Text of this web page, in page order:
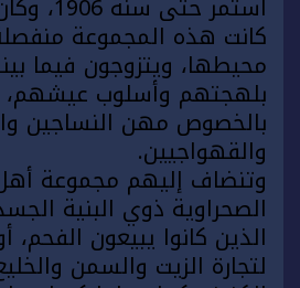
كانت هذه المجموعة
محيطها، ويتزوجون فيما
بلهجتهم وأسلوب عيشهم،
بالخصوص مهن النساجين
والقهواجيين.
وتنضاف إليهم مجموعة أهل
الصحراوية ذوي البنية
الذين كانوا يبيعون الفحم،
لتجارة الزيت والسمن